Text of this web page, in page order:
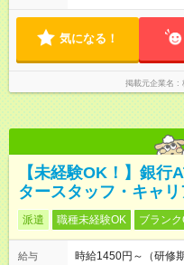
気になる！
掲載元企業名
【未経験OK！】銀行
タースタッフ・キャ
派遣 職種未経験OK ブラン
給与
時給1450円～（研修